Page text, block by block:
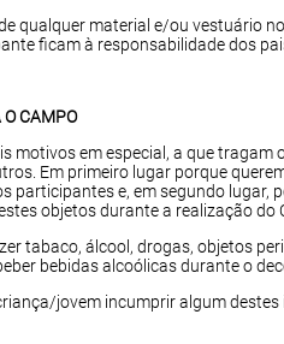
qualquer material e/ou vestuário
ficam à responsabilidade dos
O CAMPO
motivos em especial, a que
Em primeiro lugar porque
participantes e, em segundo lugar,
objetos durante a realização do
tabaco, álcool, drogas, objetos
bebidas alcoólicas durante o
jovem incumprir algum